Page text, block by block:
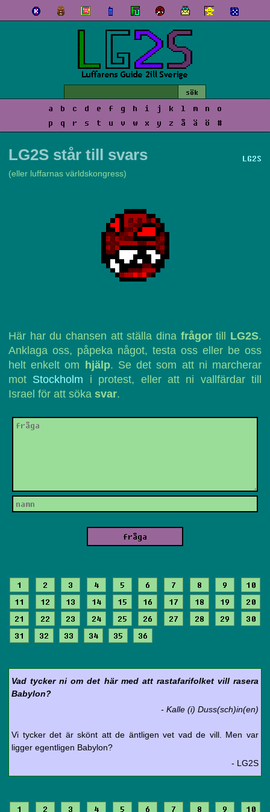
a b c d e f g h i j k l m n
o
p
q r s t u v w x y z å ä ö #
LG2S
LG2S står till svars
(eller luffarnas världskongress)
Här har du chansen att ställa dina frågortill LG2S.
Anklaga oss, påpeka något, testa oss eller be oss
helt enkelt om
hjälp. Se det som att ni marcherar
mot Stockholm i protest, eller att ni vallfärdar till
Israel för att söka svar.
1 2 3 4 5 6 7 8 9
10
11
12 13 14 15 16 17 18 19
20
21
22 23 24 25 26 27 28 29
30
31
32 33 34 35 36
Vad tycker ni om det här med att rastafarifolket vill rasera
Babylon?
- Kalle (i) Duss(sch)in(en)
Vi tycker det är skönt att de äntligen vet vad de vill. Men var
ligger egentligen Babylon?
- LG2S
1 2 3 4 5 6 7 8 9 10